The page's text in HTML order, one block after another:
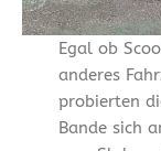
Egal ob
anderes
probierten
Bande sich